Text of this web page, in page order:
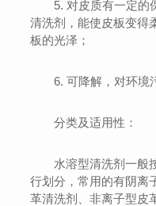
5. 对皮质有一定的
清洗剂，能使皮板变得
板的光泽；
6. 可降解，对环境
分类及适用性：
水溶型清洗剂一般
行划分，常用的有阴离
革清洗剂、非离子型皮